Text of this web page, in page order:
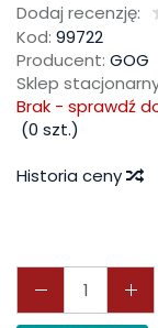
Dodaj recenzję:
Kod: 99722
Producent: GOG
Sklep
Brak - sprawdź
(0 szt.)
Historia ceny